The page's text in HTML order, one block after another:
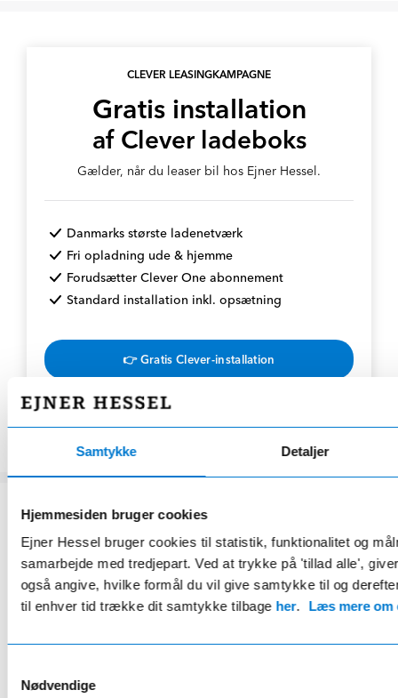
Samtykke Detaljer
Hjemmesiden bruger cookies
Ejner Hessel bruger cookies til statistik, funktionalitet og
samarbejde med tredjepart. Ved at trykke på 'tillad alle',
også angive, hvilke formål du vil give samtykke til og
til enhver tid trække dit samtykke tilbage her. Læs mere om
Nødvendige
CLEVER LEASINGKAMPAGNE
Gratis installation
af Clever ladeboks
Gælder, når du leaser bil hos Ejner Hessel.
Danmarks største ladenetværk
Fri opladning ude & hjemme
Forudsætter Clever One abonnement
Standard installation inkl. opsætning
👉 Gratis Clever-installation
HESSEL STARPLUS BUSINESS
Fordelsaftale
kun 179 kr/md.*